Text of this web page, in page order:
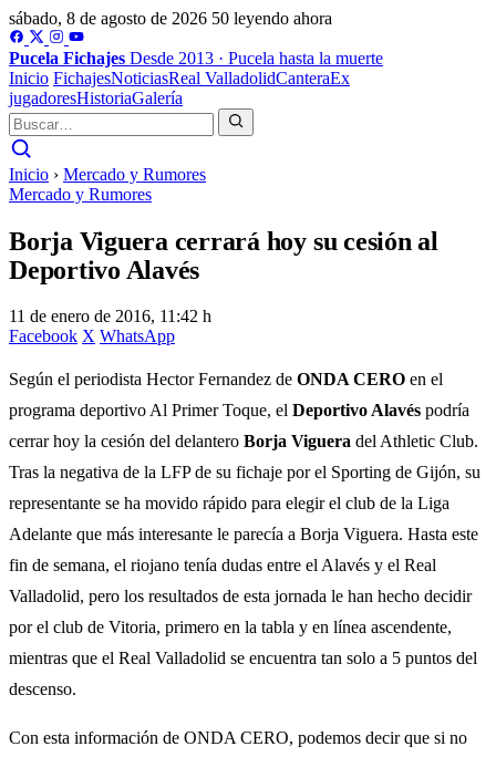
sábado, 8 de agosto de 2026 50 leyendo ahora
Pucela Fichajes Desde 2013 · Pucela hasta la muerte
Inicio FichajesNoticiasReal ValladolidCanteraEx
jugadoresHistoriaGalería
Inicio › Mercado y Rumores
Mercado y Rumores
Borja Viguera cerrará hoy su cesión al
Deportivo Alavés
11 de enero de 2016, 11:42 h
Facebook X WhatsApp
Según el periodista Hector Fernandez de ONDA CERO en el
programa deportivo Al Primer Toque, el Deportivo Alavés podría
cerrar hoy la cesión del delantero Borja Viguera del Athletic Club.
Tras la negativa de la LFP de su fichaje por el Sporting de Gijón, su
representante se ha movido rápido para elegir el club de la Liga
Adelante que más interesante le parecía a Borja Viguera. Hasta este
fin de semana, el riojano tenía dudas entre el Alavés y el Real
Valladolid, pero los resultados de esta jornada le han hecho decidir
por el club de Vitoria, primero en la tabla y en línea ascendente,
mientras que el Real Valladolid se encuentra tan solo a 5 puntos del
descenso.
Con esta información de ONDA CERO, podemos decir que si no